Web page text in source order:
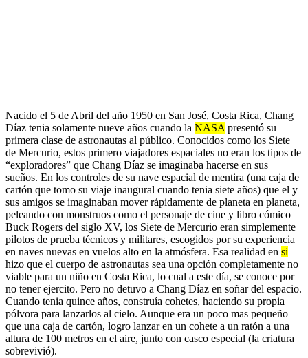
Nacido el 5 de Abril del año 1950 en San José, Costa Rica, Chang
Díaz tenia solamente nueve años cuando la NASA presentó su
primera clase de astronautas al público. Conocidos como los Siete
de Mercurio, estos primero viajadores espaciales no eran los tipos de
“exploradores” que Chang Díaz se imaginaba hacerse en sus
sueños. En los controles de su nave espacial de mentira (una caja de
cartón que tomo su viaje inaugural cuando tenia siete años) que el y
sus amigos se imaginaban mover rápidamente de planeta en planeta,
peleando con monstruos como el personaje de cine y libro cómico
Buck Rogers del siglo XV, los Siete de Mercurio eran simplemente
pilotos de prueba técnicos y militares, escogidos por su experiencia
en naves nuevas en vuelos alto en la atmósfera. Esa realidad en si
hizo que el cuerpo de astronautas sea una opción completamente no
viable para un niño en Costa Rica, lo cual a este día, se conoce por
no tener ejercito. Pero no detuvo a Chang Díaz en soñar del espacio.
Cuando tenia quince años, construía cohetes, haciendo su propia
pólvora para lanzarlos al cielo. Aunque era un poco mas pequeño
que una caja de cartón, logro lanzar en un cohete a un ratón a una
altura de 100 metros en el aire, junto con casco especial (la criatura
sobrevivió).